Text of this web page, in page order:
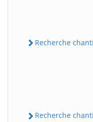
Recherche
Recherche